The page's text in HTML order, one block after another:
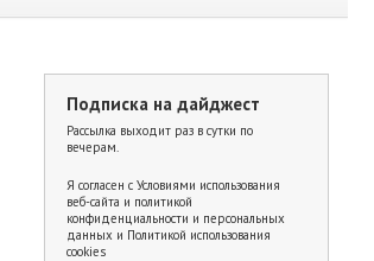
Подписка на дайджест
Рассылка выходит раз в сутки по
вечерам.
Я согласен с Условиями использования
веб-сайта и политикой
конфиденциальности и персональных
данных и Политикой использования
cookies